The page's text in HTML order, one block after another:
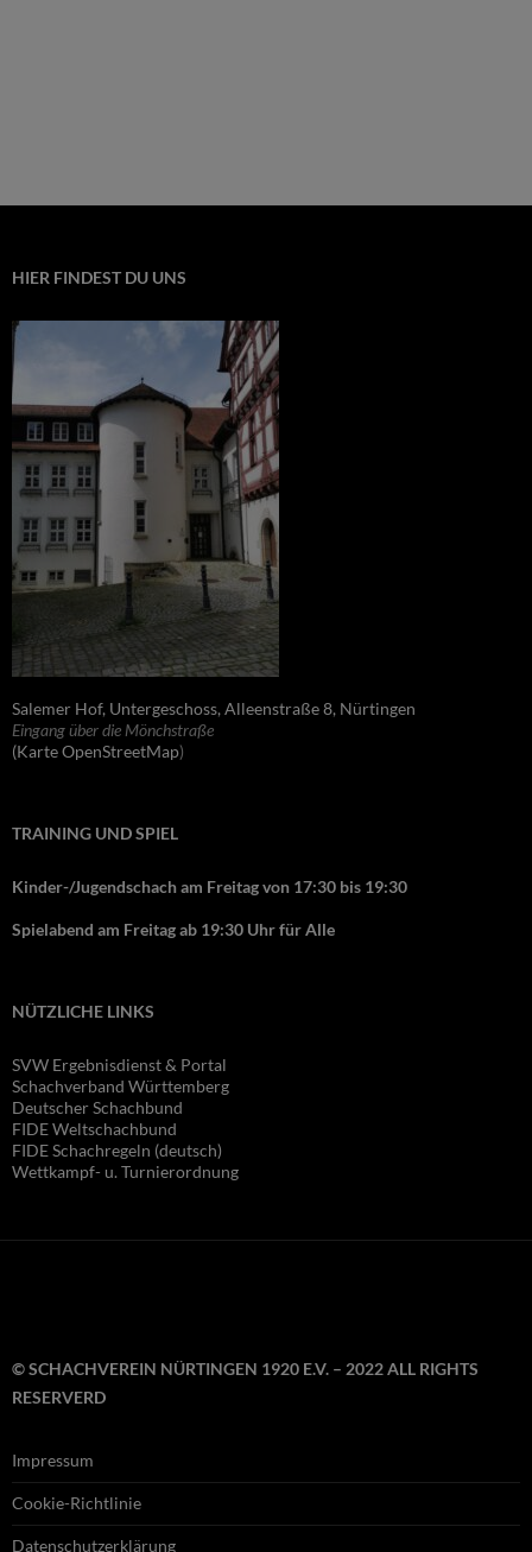
HIER FINDEST DU UNS
Salemer Hof, Untergeschoss, Alleenstraße 8, Nürtingen
Eingang über die Mönchstraße
(Karte OpenStreetMap)
TRAINING UND SPIEL
Kinder-/Jugendschach am Freitag von 17:30 bis 19:30
Spielabend am Freitag ab 19:30 Uhr für Alle
NÜTZLICHE LINKS
SVW Ergebnisdienst & Portal
Schachverband Württemberg
Deutscher Schachbund
FIDE Weltschachbund
FIDE Schachregeln (deutsch)
Wettkampf- u. Turnierordnung
© SCHACHVEREIN NÜRTINGEN 1920 E.V. – 2022 ALL RIGHTS
RESERVERD
Impressum
Cookie-Richtlinie
Datenschutzerklärung